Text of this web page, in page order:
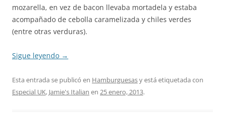
mozarella, en vez de bacon llevaba mortadela y estaba
acompañado de cebolla caramelizada y chiles verdes
(entre otras verduras).
Sigue leyendo →
Esta entrada se publicó en Hamburguesasy está etiquetada con
Especial UK, Jamie's Italian en 25 enero, 2013.